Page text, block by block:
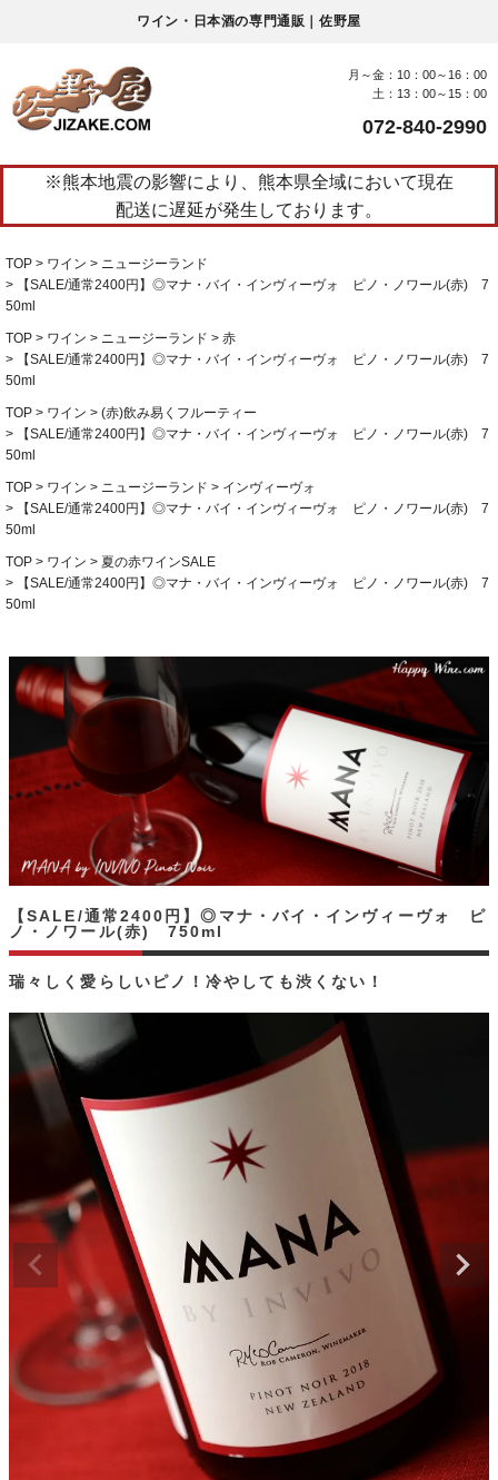
ワイン・日本酒の専門通販｜佐野屋
月～金：10：00～16：00
土：13：00～15：00
072-840-2990
※熊本地震の影響により、熊本県全域において現在
配送に遅延が発生しております。
TOP ワイン
ニュージーランド
【SALE/通常2400円】◎マナ・バイ・インヴィーヴォ ピノ・ノワール(赤) 7
50ml
TOP ワイン ニュージーランド
赤
【SALE/通常2400円】◎マナ・バイ・インヴィーヴォ ピノ・ノワール(赤) 7
50ml
TOP ワイン
(赤)飲み易くフルーティー
【SALE/通常2400円】◎マナ・バイ・インヴィーヴォ ピノ・ノワール(赤) 7
50ml
TOP ワイン ニュージーランド
インヴィーヴォ
【SALE/通常2400円】◎マナ・バイ・インヴィーヴォ ピノ・ノワール(赤) 7
50ml
TOP ワイン
夏の赤ワインSALE
【SALE/通常2400円】◎マナ・バイ・インヴィーヴォ ピノ・ノワール(赤) 7
50ml
瑞々しく愛らしいピノ！冷やしても渋くない！
【SALE/通常2400円】◎マナ・バイ・インヴィーヴォ ピ
ノ・ノワール(赤) 750ml